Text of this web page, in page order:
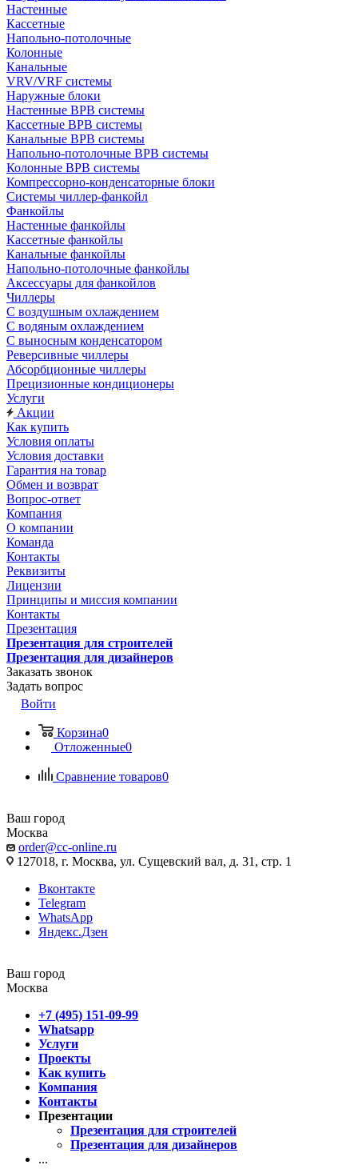
Настенные
Кассетные
Напольно-потолочные
Колонные
Канальные
VRV/VRF системы
Наружные блоки
Настенные ВРВ системы
Кассетные ВРВ системы
Канальные ВРВ системы
Напольно-потолочные ВРВ системы
Колонные ВРВ системы
Компрессорно-конденсаторные блоки
Системы чиллер-фанкойл
Фанкойлы
Настенные фанкойлы
Кассетные фанкойлы
Канальные фанкойлы
Напольно-потолочные фанкойлы
Аксессуары для фанкойлов
Чиллеры
С воздушным охлаждением
С водяным охлаждением
С выносным конденсатором
Реверсивные чиллеры
Абсорбционные чиллеры
Прецизионные кондиционеры
Услуги
Акции
Как купить
Условия оплаты
Условия доставки
Гарантия на товар
Обмен и возврат
Вопрос-ответ
Компания
О компании
Команда
Контакты
Реквизиты
Лицензии
Принципы и миссия компании
Контакты
Презентация
Презентация для строителей
Презентация для дизайнеров
Заказать звонок
Задать вопрос
Войти
Корзина0
Отложенные0
Сравнение товаров0
Ваш город
Москва
order@cc-online.ru
127018, г. Москва, ул. Сущевский вал, д. 31, стр. 1
Вконтакте
Telegram
WhatsApp
Яндекс.Дзен
Ваш город
Москва
+7 (495) 151-09-99
Whatsapp
Услуги
Проекты
Как купить
Компания
Контакты
Презентации
Презентация для строителей
Презентация для дизайнеров
...